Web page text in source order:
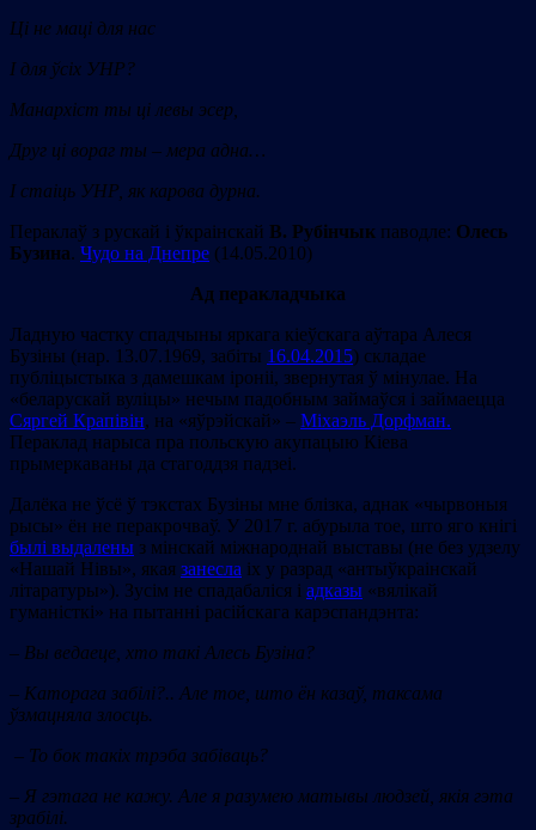
Ці не маці для нас
І для ўсіх УНР?
Манархіст ты ці левы эсер,
Друг ці вораг ты – мера адна…
І стаіць УНР, як карова дурна.
Пераклаў з рускай і ўкраінскай В. Рубінчык паводле: Олесь
Бузина. Чудо на Днепре (14.05.2010)
Ад перакладчыка
Ладную частку спадчыны яркага кіеўскага аўтара Алеся
Бузіны (нар. 13.07.1969, забіты 16.04.2015) складае
публіцыстыка з дамешкам іроніі, звернутая ў мінулае. На
«беларускай вуліцы» нечым падобным займаўся і займаецца
Сяргей Крапівін, на «яўрэйскай» – Міхаэль Дорфман.
Пераклад нарыса пра польскую акупацыю Кіева
прымеркаваны да стагоддзя падзеі.
Далёка не ўсё ў тэкстах Бузіны мне блізка, аднак «чырвоныя
рысы» ён не перакрочваў. У 2017 г. абурыла тое, што яго кнігі
былі выдалены з мінскай міжнароднай выставы (не без удзелу
«Нашай Нівы», якая занесла іх у разрад «антыўкраінскай
літаратуры»). Зусім не спадабаліся і адказы «вялікай
гуманісткі» на пытанні расійскага карэспандэнта:
– Вы ведаеце, хто такі Алесь Бузіна?
– Каторага забілі?.. Але тое, што ён казаў, таксама
ўзмацняла злосць.
– То бок такіх трэба забіваць?
– Я гэтага не кажу. Але я разумею матывы людзей, якія гэта
зрабілі.